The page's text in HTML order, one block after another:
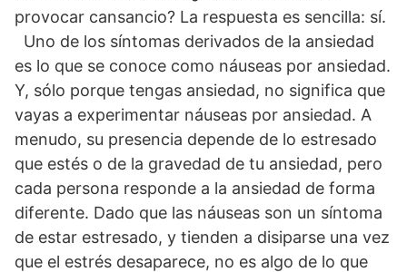
provocar cansancio? La respuesta es sencilla: sí.
Uno de los síntomas derivados de la ansiedad
es lo que se conoce como náuseas por ansiedad.
Y, sólo porque tengas ansiedad, no significa que
vayas a experimentar náuseas por ansiedad. A
menudo, su presencia depende de lo estresado
que estés o de la gravedad de tu ansiedad, pero
cada persona responde a la ansiedad de forma
diferente. Dado que las náuseas son un síntoma
de estar estresado, y tienden a disiparse una vez
que el estrés desaparece, no es algo de lo que